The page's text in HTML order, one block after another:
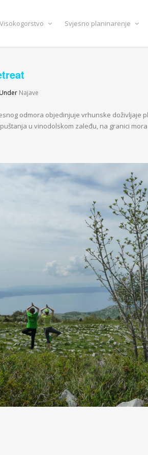
Visokogorstvo Svjesno planinarenje
Najave
odmora objedinjuje vrhunske doživljaje
u vinodolskom zaleđu, na granici